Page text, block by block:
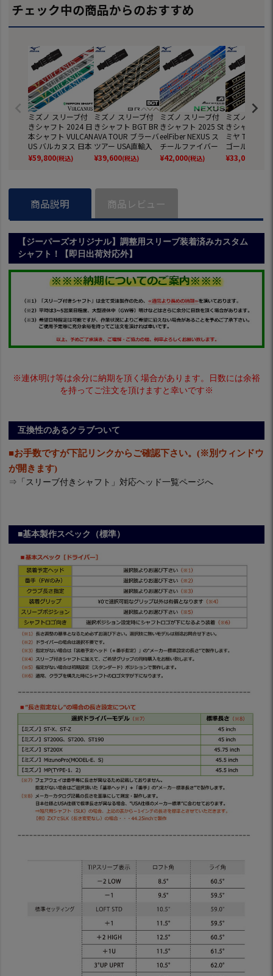
チェック中の商品からのおすすめ
ミズノ スリーブ付
きシャフト 2024 日
本シャフト VULCAN
US バルカヌス 日本
正規品 ゴルフ シャ
フト (ST-X,Z／ST20
¥59,800(税込)
ミズノ スリーブ付
きシャフト BGT BR
AVA TOUR ブラーバ
ツアー USA直輸入
品 日本未発売 (ST-
X,Z／ST200～180
¥39,600(税込)
ミズノ スリーブ付
きシャフト 2025 St
eelFiber NEXUS ス
チールファイバー
ネクサス 日本正規
品 (ST-X,Z／ST200
¥42,000(税込)
ミズノ スリー
きシャフト
ミヤ The
ゴールドバー
ン 日本正規品
フ シャフト
¥33,000
商品説明 商品レビュー
【ジーパーズオリジナル】調整用スリーブ装着済みカスタム
シャフト！【即日出荷対応外】
※連休明け等は余分に納期を頂く場合があります。日数には余裕
を持ってご注文を頂けますと幸いです※
互換性のあるクラブついて
■お手数ですが下記リンクからご確認下さい。(※別ウィンドウ
が開きます)
⇒ 「スリーブ付きシャフト」対応ヘッド一覧ページへ
■基本製作スペック（標準）